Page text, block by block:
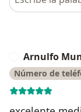
Arnulfo
Número de